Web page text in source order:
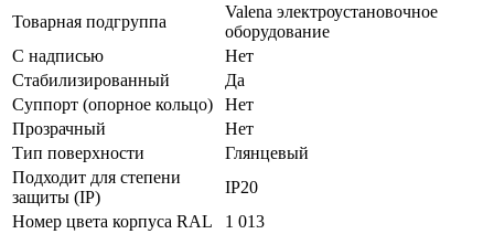
Товарная подгруппа
Valena электроустановочное
оборудование
С надписью
Нет
Стабилизированный
Да
Суппорт (опорное кольцо)
Нет
Прозрачный
Нет
Тип поверхности
Глянцевый
Подходит для степени
защиты (IP)
IP20
Номер цвета корпуса RAL
1 013